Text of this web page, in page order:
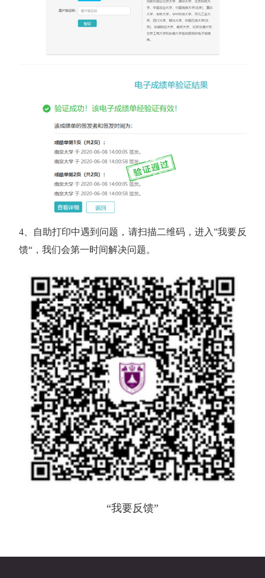
4、自助打印中遇到问题，请扫描二维码，进入”我要反
馈“，我们会第一时间解决问题。
“我要反馈”